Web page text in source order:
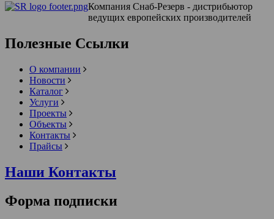
Компания Снаб-Резерв - дистрибьютор
ведущих европейских производителей
Полезные Ссылки
О компании
Новости
Каталог
Услуги
Проекты
Объекты
Контакты
Прайсы
Наши Контакты
Форма подписки